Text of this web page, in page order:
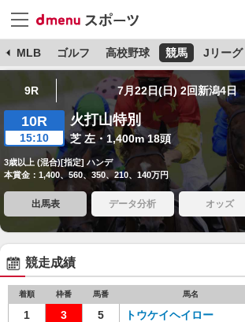
MLB ゴルフ 高校野球 競馬 Jリーグ
9R 7月22日(日) 2回新潟4日
10R
15:10
火打山特別
芝 左・1,400m 18頭
3歳以上 (混合)[指定] ハンデ
本賞金：1,400、560、350、210、140万円
出馬表 データ分析 オッズ
競走成績
着順 枠番 馬番 馬名
1 3 5 トウケイヘイロー